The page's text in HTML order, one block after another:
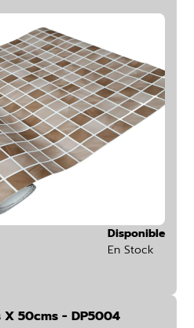
Disponible
En Stock
50cms - DP5004